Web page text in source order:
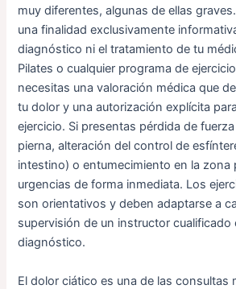
muy diferentes, algunas de ellas
una finalidad exclusivamente
diagnóstico ni el tratamiento de tu
Pilates o cualquier programa de
necesitas una valoración médica que
tu dolor y una autorización explícita
ejercicio. Si presentas pérdida de
pierna, alteración del control de
intestino) o entumecimiento en la zona
urgencias de forma inmediata. Los
son orientativos y deben adaptarse a
supervisión de un instructor
diagnóstico.
El dolor ciático es una de las consultas